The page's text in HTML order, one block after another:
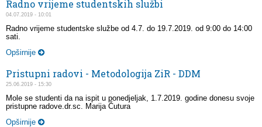
Radno vrijeme studentskih službi
04.07.2019 - 10:01
Radno vrijeme studentske službe od 4.7. do 19.7.2019. od 9:00 do 14:00
sati.
Opširnije
Pristupni radovi - Metodologija ZiR - DDM
25.06.2019 - 15:30
Mole se studenti da na ispit u ponedjeljak, 1.7.2019. godine donesu svoje
pristupne radove.dr.sc. Marija Čutura
Opširnije